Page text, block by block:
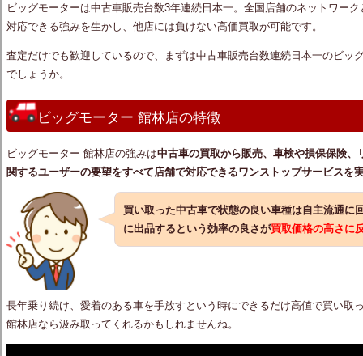
ビッグモーターは中古車販売台数3年連続日本一。全国店舗のネットワー
対応できる強みを生かし、他店には負けない高価買取が可能です。
査定だけでも歓迎しているので、まずは中古車販売台数連続日本一のビッ
でしょうか。
ビッグモーター 館林店の特徴
ビッグモーター 館林店の強みは中古車の買取から販売、車検や損保保険
関するユーザーの要望をすべて店舗で対応できるワンストップサービスを
買い取った中古車で状態の良い車種は自主流通に
に出品するという効率の良さが買取価格の高さに
長年乗り続け、愛着のある車を手放すという時にできるだけ高値で買い取
館林店なら汲み取ってくれるかもしれませんね。